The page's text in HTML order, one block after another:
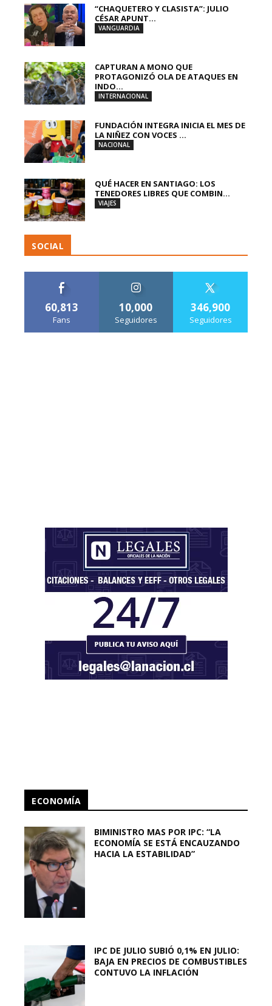
“CHAQUETERO Y CLASISTA”: JULIO
CÉSAR APUNT...
VANGUARDIA
CAPTURAN A MONO QUE
PROTAGONIZÓ OLA DE ATAQUES EN
INDO...
INTERNACIONAL
FUNDACIÓN INTEGRA INICIA EL MES DE
LA NIÑEZ CON VOCES ...
NACIONAL
QUÉ HACER EN SANTIAGO: LOS
TENEDORES LIBRES QUE COMBIN...
VIAJES
SOCIAL
60,813
Fans
10,000
Seguidores
346,900
Seguidores
ECONOMÍA
BIMINISTRO MAS POR IPC: “LA
ECONOMÍA SE ESTÁ ENCAUZANDO
HACIA LA ESTABILIDAD”
IPC DE JULIO SUBIÓ 0,1% EN JULIO:
BAJA EN PRECIOS DE COMBUSTIBLES
CONTUVO LA INFLACIÓN